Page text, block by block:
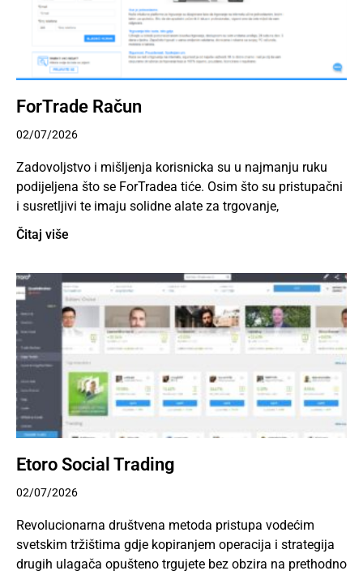
ForTrade Račun
02/07/2026
Zadovoljstvo i mišljenja korisnicka su u najmanju ruku
podijeljena što se ForTradea tiće. Osim što su pristupačni
i susretljivi te imaju solidne alate za trgovanje,
Čitaj više
Etoro Social Trading
02/07/2026
Revolucionarna društvena metoda pristupa vodećim
svetskim tržištima gdje kopiranjem operacija i strategija
drugih ulagača opušteno trgujete bez obzira na prethodno